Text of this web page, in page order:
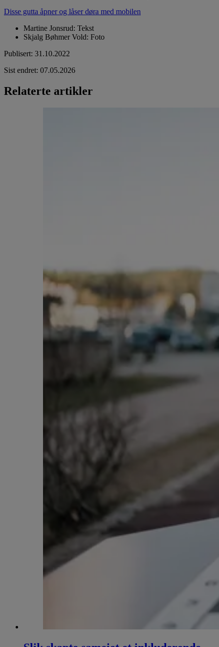
Disse gutta åpner og låser døra med mobilen
Martine Jonsrud: Tekst
Skjalg Bøhmer Vold: Foto
Publisert: 31.10.2022
Sist endret: 07.05.2026
Relaterte artikler